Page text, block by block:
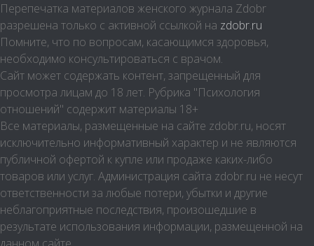
Материнство
Дом и уют
Дом и дача
Интерьер
Бытовые и электроприборы
Домашние животные
Психология
Отдых
Кулинария
Перепечатка материалов женского журнала Zdobr
разрешена только с активной ссылкой на zdobr.ru
Помните, что по вопросам, касающимся здоровья,
необходимо консультироваться с врачом.
Сайт может содержать контент, запрещенный для
просмотра лицам до 18 лет. Рубрика "Психология
отношений" содержит материалы 18+
Все материалы, размещенные на сайте zdobr.ru, носят
исключительно информативный характер и не являются
публичной офертой к купле или продаже каких-либо
товаров или услуг. Администрация сайта zdobr.ru не несут
ответственности за любые потери, убытки и другие
неблагоприятные последствия, произошедшие в
результате использования информации, размещенной на